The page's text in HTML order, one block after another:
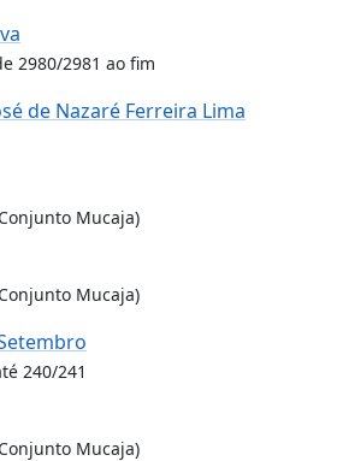
2980/2981 ao fim
de Nazaré Ferreira Lima
Mucaja)
Mucaja)
240/241
Mucaja)